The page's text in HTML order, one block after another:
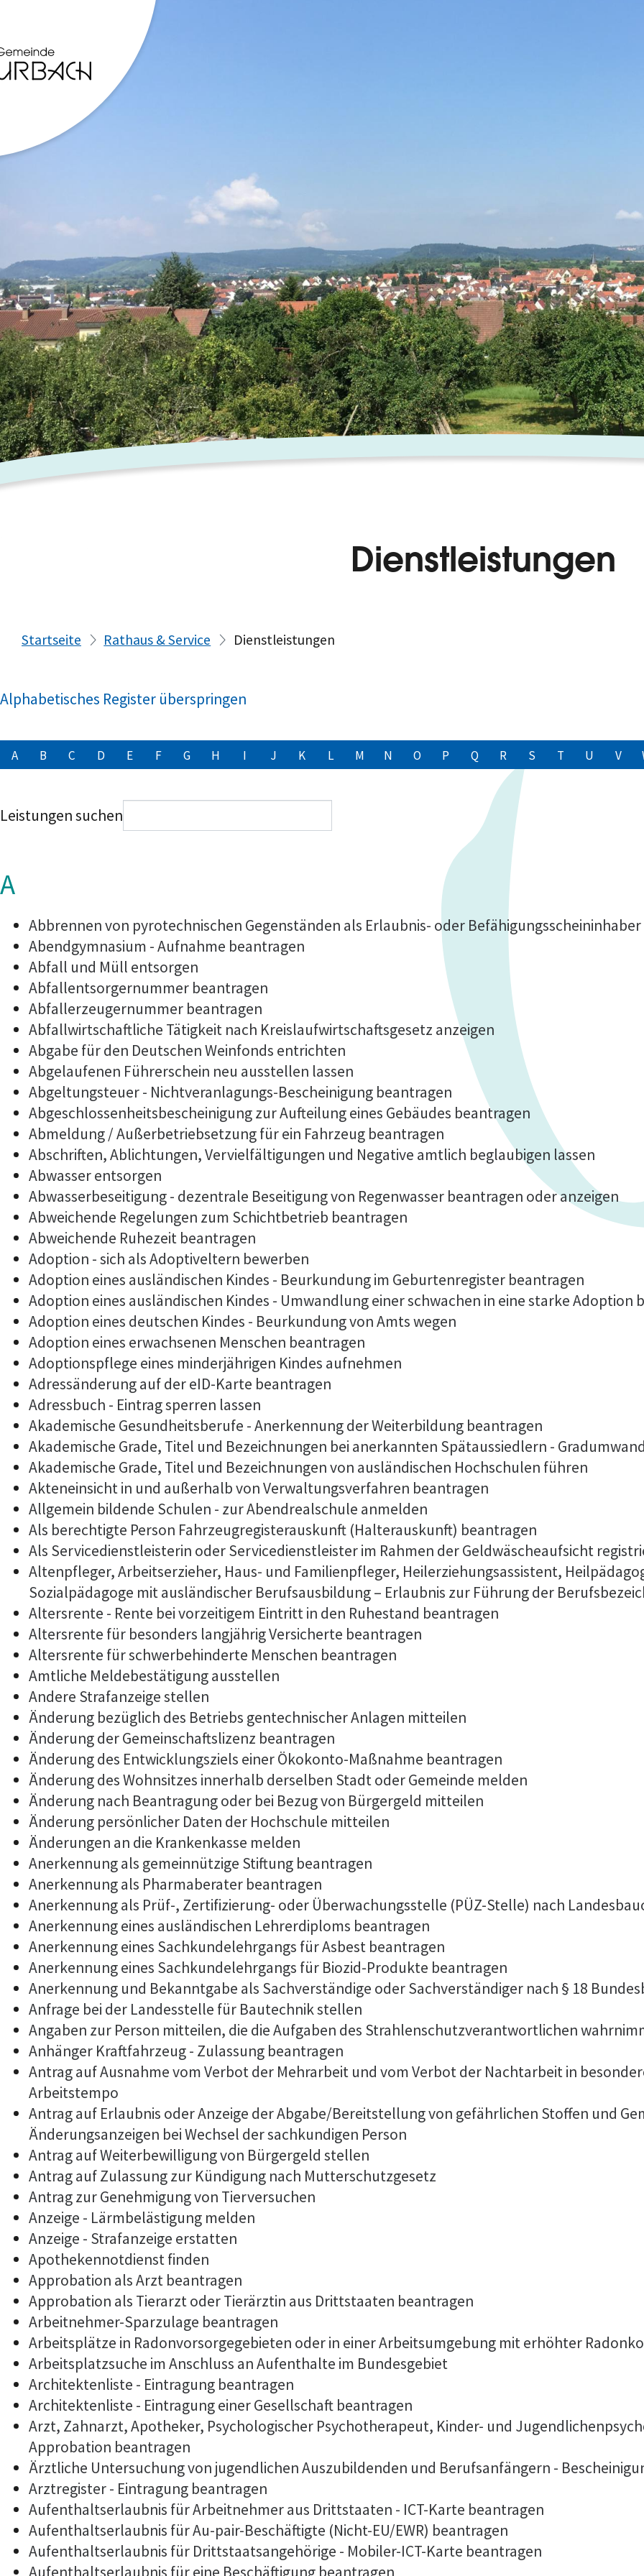
Dienstleistungen
Startseite Rathaus & Service Dienstleistungen
Alphabetisches Register überspringen
A B C D E F G H I J K L M N O P Q R S T U V
Leistungen suchen
A
Abbrennen von pyrotechnischen Gegenständen als Erlaubnis- oder Befähigungsscheininhaber
Abendgymnasium - Aufnahme beantragen
Abfall und Müll entsorgen
Abfallentsorgernummer beantragen
Abfallerzeugernummer beantragen
Abfallwirtschaftliche Tätigkeit nach Kreislaufwirtschaftsgesetz anzeigen
Abgabe für den Deutschen Weinfonds entrichten
Abgelaufenen Führerschein neu ausstellen lassen
Abgeltungsteuer - Nichtveranlagungs-Bescheinigung beantragen
Abgeschlossenheitsbescheinigung zur Aufteilung eines Gebäudes beantragen
Abmeldung / Außerbetriebsetzung für ein Fahrzeug beantragen
Abschriften, Ablichtungen, Vervielfältigungen und Negative amtlich beglaubigen lassen
Abwasser entsorgen
Abwasserbeseitigung - dezentrale Beseitigung von Regenwasser beantragen oder anzeigen
Abweichende Regelungen zum Schichtbetrieb beantragen
Abweichende Ruhezeit beantragen
Adoption - sich als Adoptiveltern bewerben
Adoption eines ausländischen Kindes - Beurkundung im Geburtenregister beantragen
Adoption eines ausländischen Kindes - Umwandlung einer schwachen in eine starke Adoption
Adoption eines deutschen Kindes - Beurkundung von Amts wegen
Adoption eines erwachsenen Menschen beantragen
Adoptionspflege eines minderjährigen Kindes aufnehmen
Adressänderung auf der eID-Karte beantragen
Adressbuch - Eintrag sperren lassen
Akademische Gesundheitsberufe - Anerkennung der Weiterbildung beantragen
Akademische Grade, Titel und Bezeichnungen bei anerkannten Spätaussiedlern -
Akademische Grade, Titel und Bezeichnungen von ausländischen Hochschulen führen
Akteneinsicht in und außerhalb von Verwaltungsverfahren beantragen
Allgemein bildende Schulen - zur Abendrealschule anmelden
Als berechtigte Person Fahrzeugregisterauskunft (Halterauskunft) beantragen
Als Servicedienstleisterin oder Servicedienstleister im Rahmen der Geldwäscheaufsicht
Altenpfleger, Arbeitserzieher, Haus- und Familienpfleger, Heilerziehungsassistent,
Sozialpädagoge mit ausländischer Berufsausbildung – Erlaubnis zur Führung der
Altersrente - Rente bei vorzeitigem Eintritt in den Ruhestand beantragen
Altersrente für besonders langjährig Versicherte beantragen
Altersrente für schwerbehinderte Menschen beantragen
Amtliche Meldebestätigung ausstellen
Andere Strafanzeige stellen
Änderung bezüglich des Betriebs gentechnischer Anlagen mitteilen
Änderung der Gemeinschaftslizenz beantragen
Änderung des Entwicklungsziels einer Ökokonto-Maßnahme beantragen
Änderung des Wohnsitzes innerhalb derselben Stadt oder Gemeinde melden
Änderung nach Beantragung oder bei Bezug von Bürgergeld mitteilen
Änderung persönlicher Daten der Hochschule mitteilen
Änderungen an die Krankenkasse melden
Anerkennung als gemeinnützige Stiftung beantragen
Anerkennung als Pharmaberater beantragen
Anerkennung als Prüf-, Zertifizierung- oder Überwachungsstelle (PÜZ-Stelle) nach
Anerkennung eines ausländischen Lehrerdiploms beantragen
Anerkennung eines Sachkundelehrgangs für Asbest beantragen
Anerkennung eines Sachkundelehrgangs für Biozid-Produkte beantragen
Anerkennung und Bekanntgabe als Sachverständige oder Sachverständiger nach § 18
Anfrage bei der Landesstelle für Bautechnik stellen
Angaben zur Person mitteilen, die die Aufgaben des Strahlenschutzverantwortlichen
Anhänger Kraftfahrzeug - Zulassung beantragen
Antrag auf Ausnahme vom Verbot der Mehrarbeit und vom Verbot der Nachtarbeit in
Arbeitstempo
Antrag auf Erlaubnis oder Anzeige der Abgabe/Bereitstellung von gefährlichen Stoffen und
Änderungsanzeigen bei Wechsel der sachkundigen Person
Antrag auf Weiterbewilligung von Bürgergeld stellen
Antrag auf Zulassung zur Kündigung nach Mutterschutzgesetz
Antrag zur Genehmigung von Tierversuchen
Anzeige - Lärmbelästigung melden
Anzeige - Strafanzeige erstatten
Apothekennotdienst finden
Approbation als Arzt beantragen
Approbation als Tierarzt oder Tierärztin aus Drittstaaten beantragen
Arbeitnehmer-Sparzulage beantragen
Arbeitsplätze in Radonvorsorgegebieten oder in einer Arbeitsumgebung mit erhöhter
Arbeitsplatzsuche im Anschluss an Aufenthalte im Bundesgebiet
Architektenliste - Eintragung beantragen
Architektenliste - Eintragung einer Gesellschaft beantragen
Arzt, Zahnarzt, Apotheker, Psychologischer Psychotherapeut, Kinder- und
Approbation beantragen
Ärztliche Untersuchung von jugendlichen Auszubildenden und Berufsanfängern -
Arztregister - Eintragung beantragen
Aufenthaltserlaubnis für Arbeitnehmer aus Drittstaaten - ICT-Karte beantragen
Aufenthaltserlaubnis für Au-pair-Beschäftigte (Nicht-EU/EWR) beantragen
Aufenthaltserlaubnis für Drittstaatsangehörige - Mobiler-ICT-Karte beantragen
Aufenthaltserlaubnis für eine Beschäftigung beantragen